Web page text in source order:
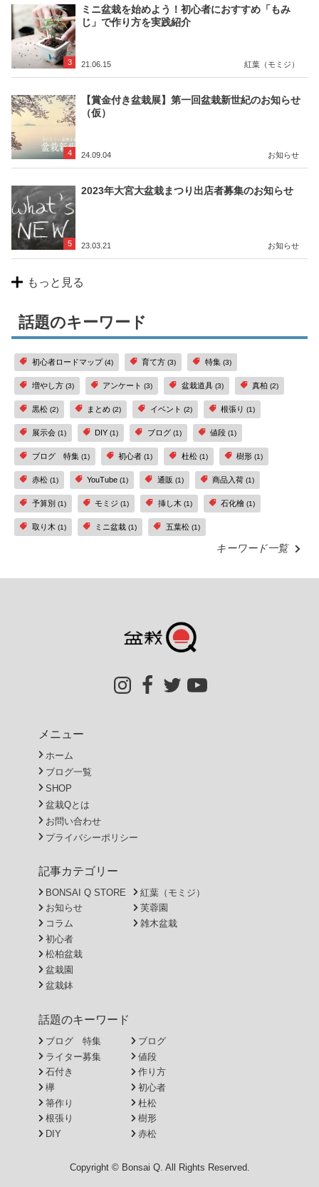
3
ミニ盆栽を始めよう！初心者におすすめ「もみ
じ」で作り方を実践紹介
21.06.15 紅葉（モミジ）
4
【賞金付き盆栽展】第一回盆栽新世紀のお知らせ
（仮）
24.09.04 お知らせ
5
2023年大宮大盆栽まつり出店者募集のお知らせ
23.03.21 お知らせ
もっと見る
話題のキーワード
初心者ロードマップ(4) 育て方(3) 特集 (3)
増やし方 (3) アンケート(3) 盆栽道具 (3) 真柏(2)
黒松 (2) まとめ(2) イベント (2) 根張り(1)
展示会 (1) DIY(1) ブログ (1) 値段(1)
ブログ 特集 (1) 初心者(1) 杜松 (1) 樹形(1)
赤松 (1) YouTube(1) 通販 (1) 商品入荷(1)
予算別 (1) モミジ(1) 挿し木 (1) 石化檜(1)
取り木 (1) ミニ盆栽(1) 五葉松 (1)
キーワード一覧
メニュー
ホーム
ブログ一覧
SHOP
盆栽Qとは
お問い合わせ
プライバシーポリシー
記事カテゴリー
BONSAI Q STORE
お知らせ
コラム
初心者
松柏盆栽
盆栽園
盆栽鉢
紅葉（モミジ）
芙蓉園
雑木盆栽
話題のキーワード
ブログ 特集
ライター募集
石付き
欅
箒作り
根張り
DIY
ブログ
値段
作り方
初心者
杜松
樹形
赤松
Copyright © Bonsai Q. All Rights Reserved.